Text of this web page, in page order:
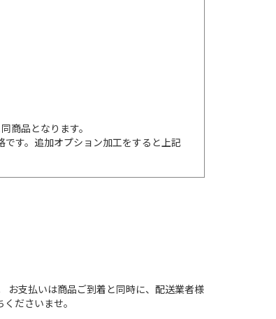
商品となります。
す。追加オプション加工をすると上記
お支払いは商品ご到着と同時に、配送業者様
ださいませ。